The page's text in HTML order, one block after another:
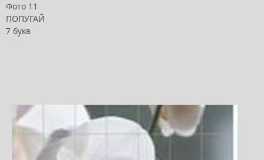
Фото 11
ПОПУГАЙ
7 букв